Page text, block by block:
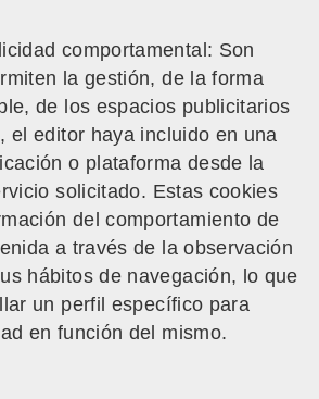
comportamental: Son
la gestión, de la forma
de los espacios publicitarios
el editor haya incluido en una
o plataforma desde la
solicitado. Estas cookies
del comportamiento de
a través de la observación
hábitos de navegación, lo que
un perfil específico para
en función del mismo.